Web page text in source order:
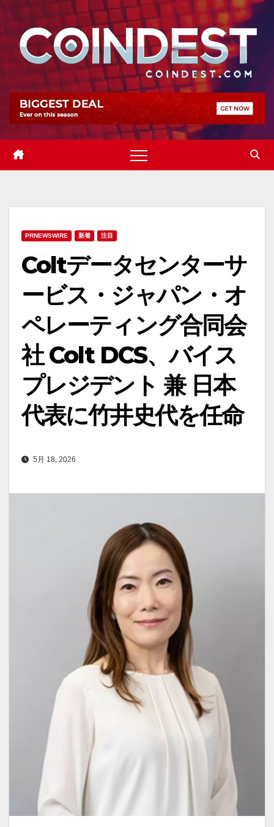
Skip
content
PRNEWSWIRE 新着 注目
Coltデータセンターサ
ービス・ジャパン・オ
ペレーティング合同会
社 Colt DCS、バイス
プレジデント 兼 日本
代表に竹井史代を任命
5月 18, 2026